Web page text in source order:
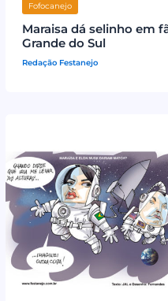
Fofocanejo
Maraisa dá selinho em
Grande do Sul
Redação Festanejo